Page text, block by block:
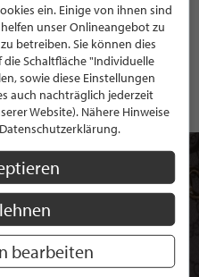
stimmen Sie unseren
Abmeldungist jederzeit möglich.
ein. Einige von ihnen sind
unser Onlineangebot zu
betreiben. Sie können dies
Schaltfläche "Individuelle
sowie diese Einstellungen
auch nachträglich jederzeit
Website). Nähere Hinweise
bearbeiten